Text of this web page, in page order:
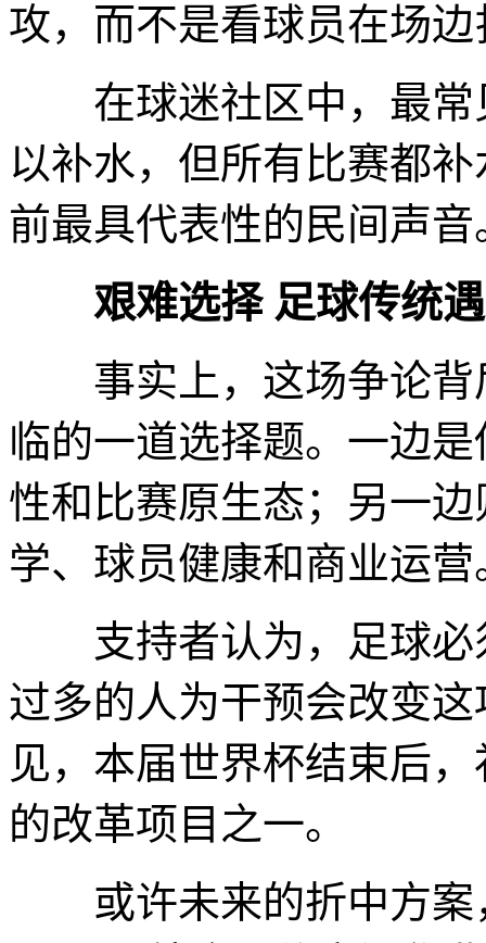
攻，而不是看球员在场
在球迷社区中，最常
以补水，但所有比赛都
前最具代表性的民间声音
艰难选择 足球传统
事实上，这场争论背
临的一道选择题。一边
性和比赛原生态；另一
学、球员健康和商业运营
支持者认为，足球必
过多的人为干预会改变
见，本届世界杯结束后
的改革项目之一。
或许未来的折中方案